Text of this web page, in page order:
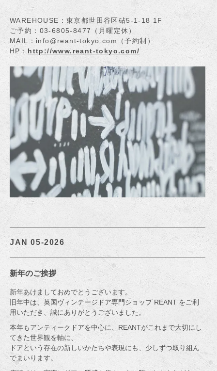
WAREHOUSE：東京都世田谷区砧5-1-18 1F
ご予約：03-6805-8477（月曜定休）
MAIL：info@reant-tokyo.com（予約制）
HP： http://www.reant-tokyo.com/
JAN 05-2026
新年のご挨拶
新年あけましておめでとうございます。
旧年中は、英国ヴィンテージドア専門ショップ REANT をご利
用いただき、誠にありがとうございました。
本年もアンティークドアを中心に、REANTがこれまで大切にし
てきた世界観を軸に、
ドアという存在の新しいかたちや表現にも、少しずつ取り組ん
でまいります。